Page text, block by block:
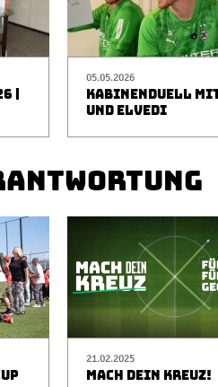
|
05.05.2026
KABINENDUELL
UND ELVEDI
21.02.2025
MACH DEIN KREUZ!